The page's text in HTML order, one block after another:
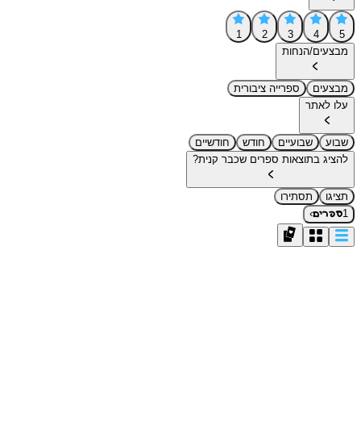
5
4
3
2
1
מבצעים/הנחות
מבצעים
ספרייה ציבורית
עלו לאתר
שבוע שבועיים חודש
חודשיים
להציג בתוצאות ספרים שכבר קנית?
תציגו
תסתירו
1ספרים›